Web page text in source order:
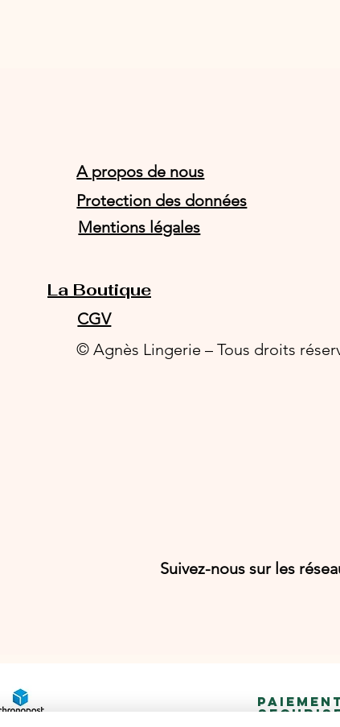
A propos de nous
Protection des données
Mentions légales
CGV
© Agnès Lingerie – Tous droits
Suivez-nous sur les
La Boutique